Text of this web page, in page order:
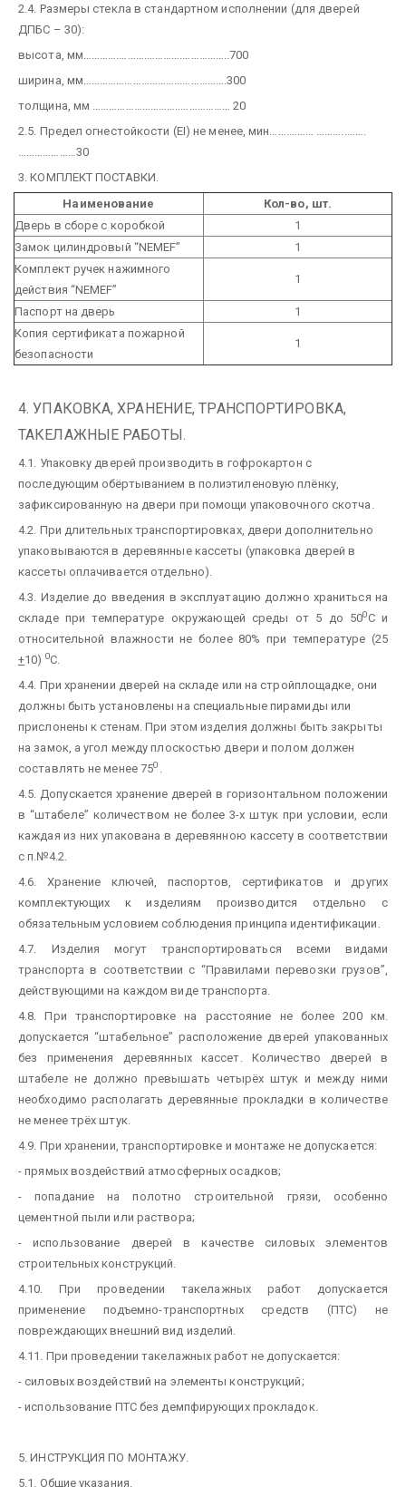
2.4. Размеры стекла в стандартном исполнении (для дверей
ДПБС – 30):
высота, мм………….……….………….……………..700
ширина, мм……………………………...…………….300
толщина, мм …………………………..……………… 20
2.5. Предел огнестойкости (EI) не менее, мин…….……… ………..…….
…………………30
3. КОМПЛЕКТ ПОСТАВКИ.
Наименование
Кол-во, шт.
Дверь в сборе с коробкой
1
Замок цилиндровый “NEMEF”
1
Комплект ручек нажимного
действия “NEMEF”
1
Паспорт на дверь
1
Копия сертификата пожарной
безопасности
1
4. УПАКОВКА, ХРАНЕНИЕ, ТРАНСПОРТИРОВКА,
ТАКЕЛАЖНЫЕ РАБОТЫ.
4.1. Упаковку дверей производить в гофрокартон с
последующим обёртыванием в полиэтиленовую плёнку,
зафиксированную на двери при помощи упаковочного скотча.
4.2. При длительных транспортировках, двери дополнительно
упаковываются в деревянные кассеты (упаковка дверей в
кассеты оплачивается отдельно).
4.3. Изделие до введения в эксплуатацию должно храниться на
складе при температуре окружающей среды от 5 до 500С и
относительной влажности не более 80% при температуре (25
+10) 0С.
4.4. При хранении дверей на складе или на стройплощадке, они
должны быть установлены на специальные пирамиды или
прислонены к стенам. При этом изделия должны быть закрыты
на замок, а угол между плоскостью двери и полом должен
составлять не менее 750
4.5. Допускается хранение дверей в горизонтальном положении
в “штабеле” количеством не более 3-х штук при условии, если
каждая из них упакована в деревянною кассету в соответствии
с п.№4.2.
4.6. Хранение ключей, паспортов, сертификатов и других
комплектующих к изделиям производится отдельно с
обязательным условием соблюдения принципа идентификации.
4.7. Изделия могут транспортироваться всеми видами
транспорта в соответствии с “Правилами перевозки грузов”,
действующими на каждом виде транспорта.
4.8. При транспортировке на расстояние не более 200 км.
допускается “штабельное” расположение дверей упакованных
без применения деревянных кассет. Количество дверей в
штабеле не должно превышать четырёх штук и между ними
необходимо располагать деревянные прокладки в количестве
не менее трёх штук.
4.9. При хранении, транспортировке и монтаже не допускается:
- прямых воздействий атмосферных осадков;
- попадание на полотно строительной грязи, особенно
цементной пыли или раствора;
- использование дверей в качестве силовых элементов
строительных конструкций.
4.10. При проведении такелажных работ допускается
применение подъемно-транспортных средств (ПТС) не
повреждающих внешний вид изделий.
4.11. При проведении такелажных работ не допускается:
- силовых воздействий на элементы конструкций;
- использование ПТС без демпфирующих прокладок.
5. ИНСТРУКЦИЯ ПО МОНТАЖУ.
5.1. Общие указания.